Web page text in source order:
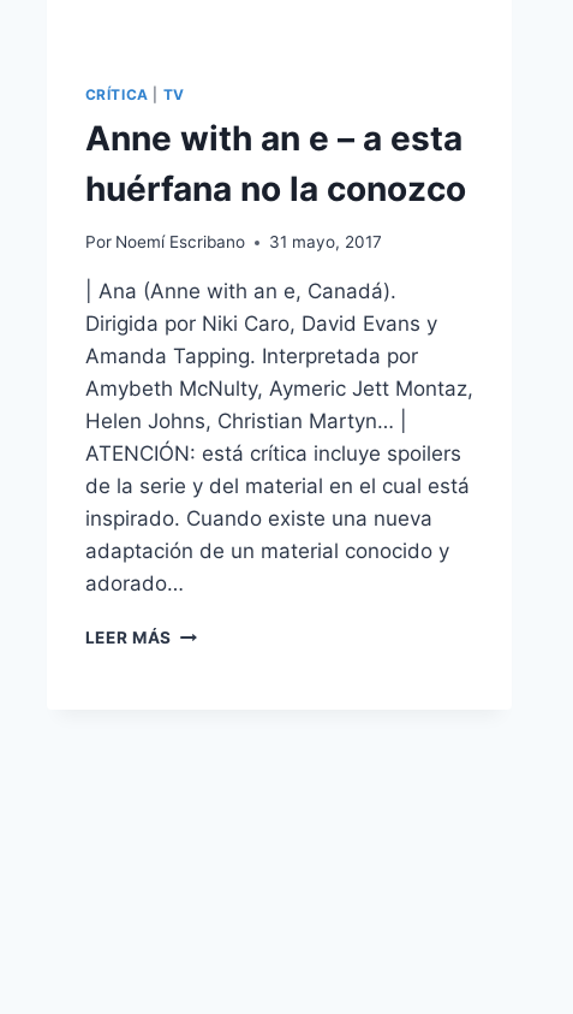
CRÍTICA TV
Anne with an e – a esta
huérfana no la conozco
Por Noemí Escribano 31 mayo, 2017
| Ana (Anne with an e, Canadá).
Dirigida por Niki Caro, David Evans y
Amanda Tapping. Interpretada por
Amybeth McNulty, Aymeric Jett Montaz,
Helen Johns, Christian Martyn… |
ATENCIÓN: está crítica incluye spoilers
de la serie y del material en el cual está
inspirado. Cuando existe una nueva
adaptación de un material conocido y
adorado…
LEER MÁS ANNE